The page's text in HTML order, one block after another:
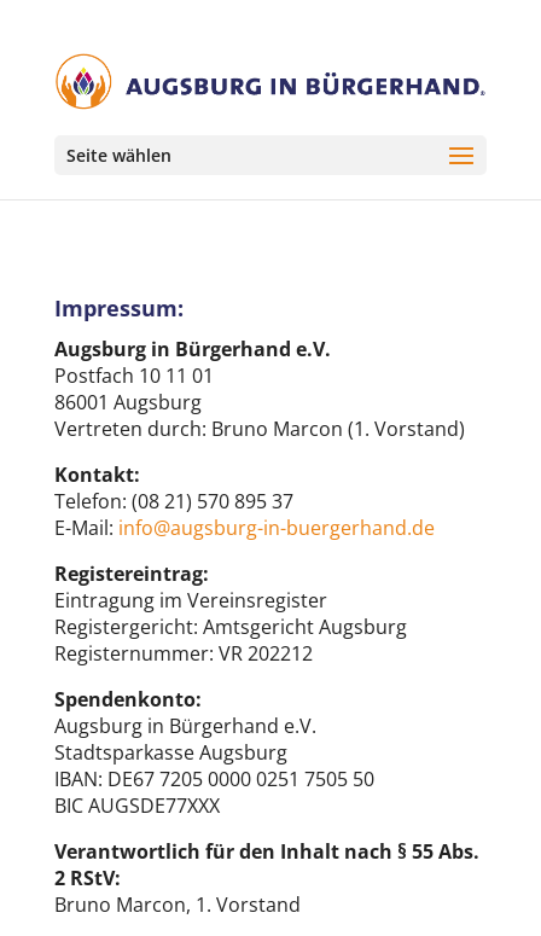
Seite wählen
Impressum:
Augsburg in Bürgerhand e.V.
Postfach 10 11 01
86001 Augsburg
Vertreten durch: Bruno Marcon (1. Vorstand)
Kontakt:
Telefon: (08 21) 570 895 37
E-Mail: info@augsburg-in-buergerhand.de
Registereintrag:
Eintragung im Vereinsregister
Registergericht: Amtsgericht Augsburg
Registernummer: VR 202212
Spendenkonto:
Augsburg in Bürgerhand e.V.
Stadtsparkasse Augsburg
IBAN: DE67 7205 0000 0251 7505 50
BIC AUGSDE77XXX
Verantwortlich für den Inhalt nach § 55 Abs.
2 RStV:
Bruno Marcon, 1. Vorstand